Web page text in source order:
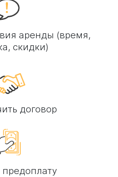
аренды (время,
скидки)
договор
предоплату